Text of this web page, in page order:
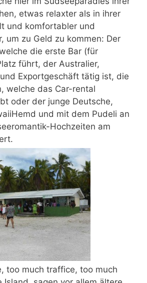
etwas relaxter als in ihrer
und komfortabler und
um zu Geld zu kommen: Der
die erste Bar (für
führt, der Australier,
Exportgeschäft tätig ist, die
welche das Car-rental
oder der junge Deutsche,
und mit dem Pudeli an
Hochzeiten am
too much traffice, too much